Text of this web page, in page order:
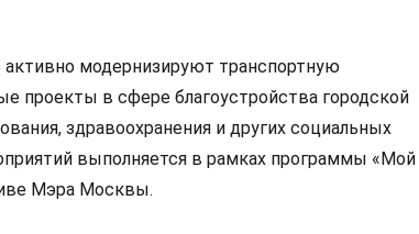
модернизируют транспортную
проекты в сфере благоустройства городской
здравоохранения и других социальных
выполняется в рамках программы «Мой
Мэра Москвы.